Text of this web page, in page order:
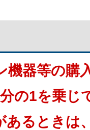
機器等の購
の1を乗じ
あるときは